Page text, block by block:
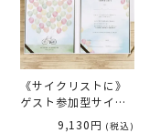
《サイクリストに》
ゲスト参加型サイン
式結婚証明書「自転
9,130円 (税込)